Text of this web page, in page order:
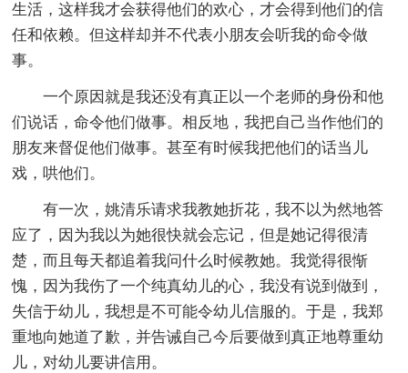
生活，这样我才会获得他们的欢心，才会得到他们的信
任和依赖。但这样却并不代表小朋友会听我的命令做
事。
一个原因就是我还没有真正以一个老师的身份和他
们说话，命令他们做事。相反地，我把自己当作他们的
朋友来督促他们做事。甚至有时候我把他们的话当儿
戏，哄他们。
有一次，姚清乐请求我教她折花，我不以为然地答
应了，因为我以为她很快就会忘记，但是她记得很清
楚，而且每天都追着我问什么时候教她。我觉得很惭
愧，因为我伤了一个纯真幼儿的心，我没有说到做到，
失信于幼儿，我想是不可能令幼儿信服的。于是，我郑
重地向她道了歉，并告诫自己今后要做到真正地尊重幼
儿，对幼儿要讲信用。